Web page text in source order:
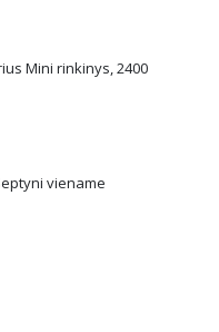
Mini rinkinys, 2400
viename